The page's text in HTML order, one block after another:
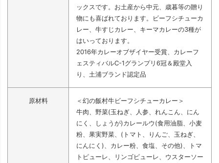
ックスです。お土産から中元、歳暮等の贈り
物にも喜ばれております。ビーフシチューカ
レー、牛すじカレー、キーマカレーの3種が
はいっております。
2016年カレーオブザイヤー受賞、カレーフ
ェスティバルC-1グランプリ6冠＆殿堂入
り、土浦ブランド認定品
原材料
＜幻の飯村牛ビーフシチューカレー＞
牛肉、野菜(玉ねぎ、人参、れんこん、にん
にく、しょうが)カレールウ(食用油脂、小麦
粉、果実野菜、(トマト、りんご、玉ねぎ、
にんにく)、カレー粉、食塩、その他)、トマ
トピューレ、リンゴピューレ、ウスターソー